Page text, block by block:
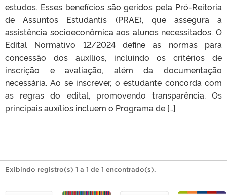
estudos. Esses benefícios são geridos pela Pró-Reitoria
de Assuntos Estudantis (PRAE), que assegura a
assistência socioeconômica aos alunos necessitados. O
Edital Normativo 12/2024 define as normas para
concessão dos auxílios, incluindo os critérios de
inscrição e avaliação, além da documentação
necessária. Ao se inscrever, o estudante concorda com
as regras do edital, promovendo transparência. Os
principais auxílios incluem o Programa de […]
Exibindo registro(s) 1 a 1 de 1 encontrado(s).